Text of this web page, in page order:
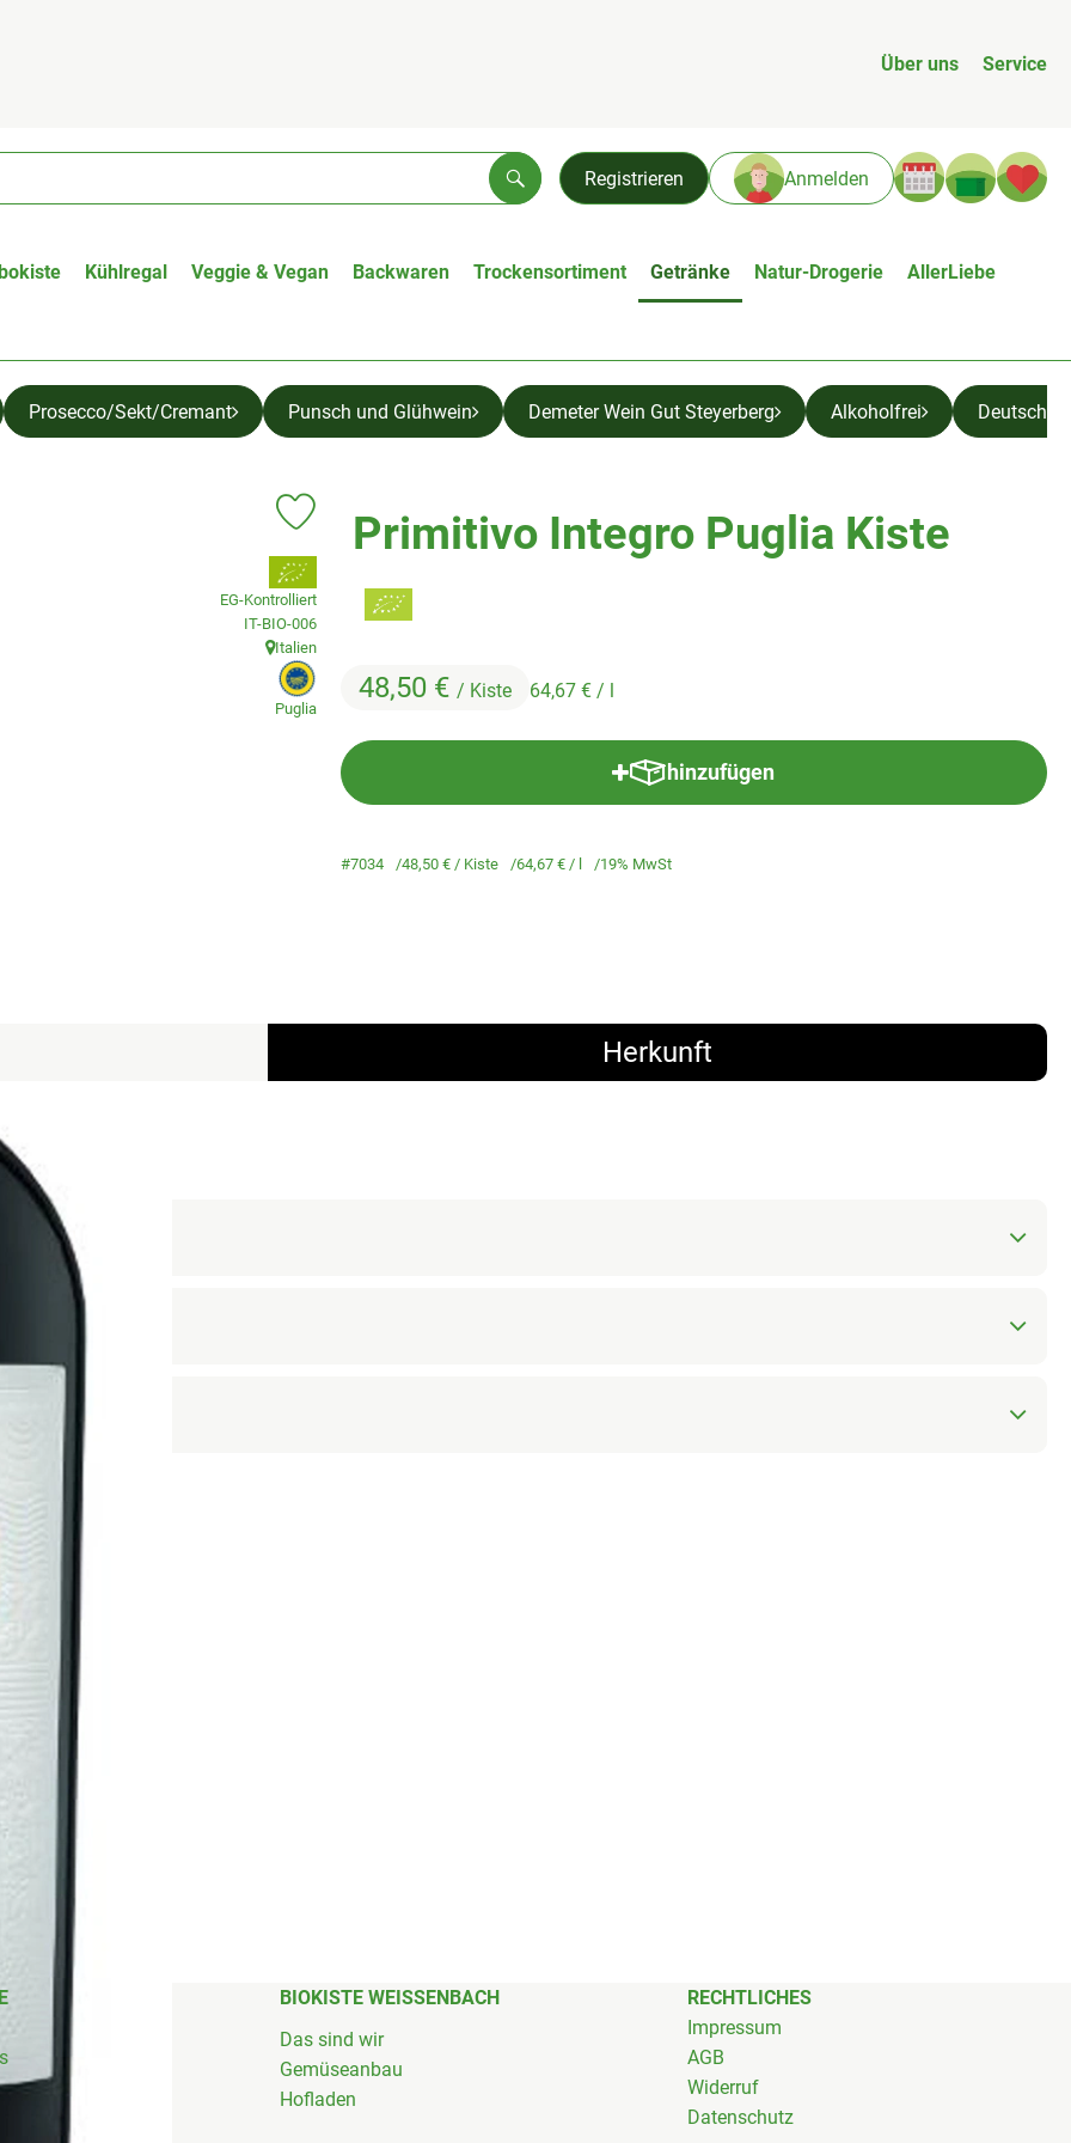
Über uns Service
Registrieren Anmelden
Suchen
Kühlregal Veggie & Vegan Backwaren Trockensortiment Getränke Natur-Drogerie AllerLiebe
Prosecco/Sekt/Cremant Punsch und Glühwein Demeter Wein Gut Steyerberg Alkoholfrei
Primitivo Integro Puglia Kiste
48,50 € / Kiste 64,67 € / l
Produkt zu Favouriten hinzufügen
, Verband:
EG-Kontrolliert
, Kontrollstelle:
IT-BIO-006
, Herkunft:
Italien
, EU Herkunft:
Puglia
hinzufügen
Produkt zum Warenkorb hinzufügen
#7034 48,50 € / Kiste 64,67 € / l 19% MwSt
Herkunft
BIOKISTE WEISSENBACH
Das sind wir
Gemüseanbau
Hofladen
RECHTLICHES
Impressum
AGB
Widerruf
Datenschutz